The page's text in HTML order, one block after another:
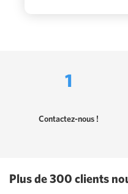
1
Contactez-nous !
Plus de 300 clients